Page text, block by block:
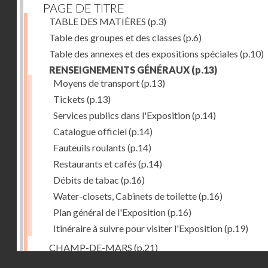
PAGE DE TITRE
TABLE DES MATIÈRES (p.3)
Table des groupes et des classes (p.6)
Table des annexes et des expositions spéciales (p.10)
RENSEIGNEMENTS GÉNÉRAUX (p.13)
Moyens de transport(p.13)
Tickets (p.13)
Services publics dans l'Exposition(p.14)
Catalogue officiel(p.14)
Fauteuils roulants (p.14)
Restaurants et cafés (p.14)
Débits de tabac (p.16)
Water-closets, Cabinets de toilette(p.16)
Plan général de l'Exposition(p.16)
Itinéraire à suivre pour visiter l'Exposition(p.19)
CHAMP-DE-MARS (p.21)